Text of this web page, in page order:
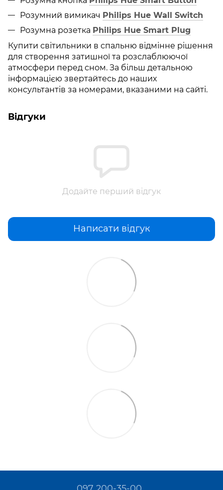
Розумний вимикач Philips Hue Wall Switch
Розумна розетка Philips Hue Smart Plug
Купити світильники в спальню відмінне рішення
для створення затишної та розслаблюючої
атмосфери перед сном. За більш детальною
інформацією звертайтесь до наших
консультантів за номерами, вказаними на сайті.
Відгуки
Додайте перший відгук
Написати відгук